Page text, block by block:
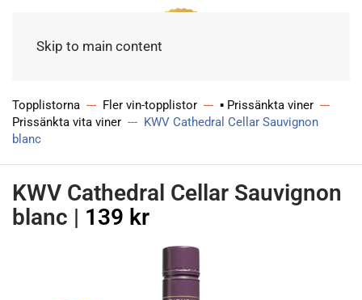
Skip to main content
Meny
Topplistorna Fler vin-topplistor
▪ Prissänkta viner
Prissänkta vita viner
KWV Cathedral Cellar Sauvignon
blanc
KWV Cathedral Cellar Sauvignon
blanc | 139 kr